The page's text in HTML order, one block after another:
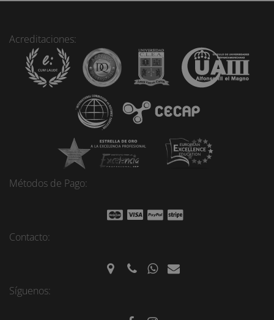
Acreditaciones:
Métodos de Pago:
Contacto:
Síguenos: